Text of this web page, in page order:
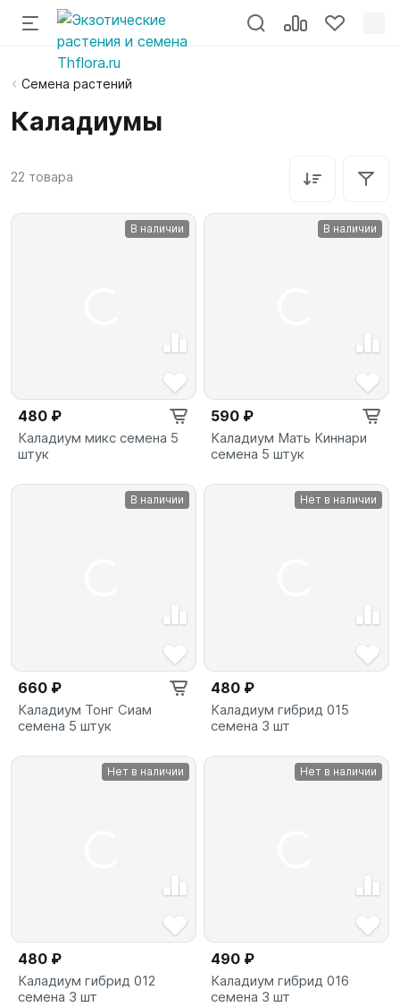
Семена растений
Каладиумы
22 товара
В наличии
480 ₽
Каладиум микс семена 5
штук
В наличии
590 ₽
Каладиум Мать Киннари
семена 5 штук
В наличии
660 ₽
Каладиум Тонг Сиам
семена 5 штук
Нет в наличии
480 ₽
Каладиум гибрид 015
семена 3 шт
Нет в наличии
480 ₽
Каладиум гибрид 012
семена 3 шт
Нет в наличии
490 ₽
Каладиум гибрид 016
семена 3 шт